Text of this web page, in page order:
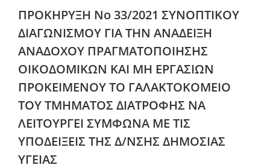
ΠΡΟΚΗΡΥΞΗ Νο 33/2021 ΣΥΝΟΠΤΙΚΟΥ
ΔΙΑΓΩΝΙΣΜΟΥ ΓΙΑ ΤΗΝ ΑΝΑΔΕΙΞΗ
ΑΝΑΔΟΧΟΥ ΠΡΑΓΜΑΤΟΠΟΙΗΣΗΣ
ΟΙΚΟΔΟΜΙΚΩΝ ΚΑΙ ΜΗ ΕΡΓΑΣΙΩΝ
ΠΡΟΚΕΙΜΕΝΟΥ ΤΟ ΓΑΛΑΚΤΟΚΟΜΕΙΟ
ΤΟΥ ΤΜΗΜΑΤΟΣ ΔΙΑΤΡΟΦΗΣ ΝΑ
ΛΕΙΤΟΥΡΓΕΙ ΣΥΜΦΩΝΑ ΜΕ ΤΙΣ
ΥΠΟΔΕΙΞΕΙΣ ΤΗΣ Δ/ΝΣΗΣ ΔΗΜΟΣΙΑΣ
ΥΓΕΙΑΣ